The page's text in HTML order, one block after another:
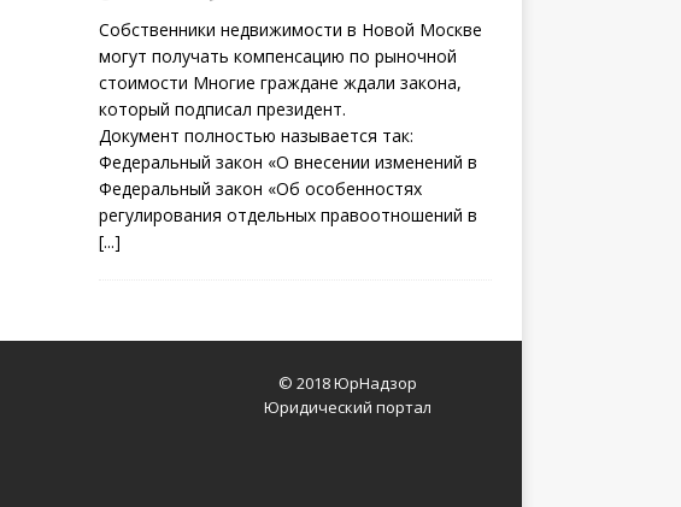
Собственники недвижимости в Новой Москве
могут получать компенсацию по рыночной
стоимости Многие граждане ждали закона,
который подписал президент.
Документ полностью называется так:
Федеральный закон «О внесении изменений в
Федеральный закон «Об особенностях
регулирования отдельных правоотношений в
[...]
© 2018 ЮрНадзор
Юридический портал